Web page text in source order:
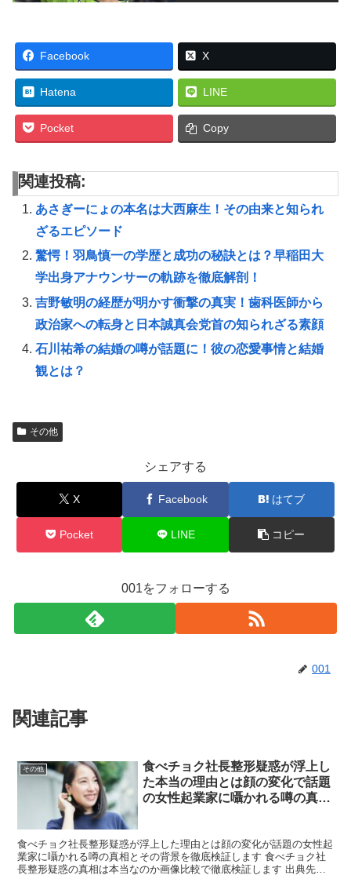
Facebook X
Hatena LINE
Pocket Copy
関連投稿:
あさぎーにょの本名は大西麻生！その由来と知られ
ざるエピソード
驚愕！羽鳥慎一の学歴と成功の秘訣とは？早稲田大
学出身アナウンサーの軌跡を徹底解剖！
吉野敏明の経歴が明かす衝撃の真実！歯科医師から
政治家への転身と日本誠真会党首の知られざる素顔
石川祐希の結婚の噂が話題に！彼の恋愛事情と結婚
観とは？
その他
シェアする
X Facebook はてブ
Pocket LINE コピー
001をフォローする
001
関連記事
その他
食べチョク社長整形疑惑が浮上し
た本当の理由とは顔の変化で話題
の女性起業家に囁かれる噂の真相
食べチョク社長整形疑惑が浮上した理由とは顔の変化が話題の女性起
業家に囁かれる噂の真相とその背景を徹底検証します 食べチョク社
長整形疑惑の真相は本当なのか画像比較で徹底検証します 出典先：